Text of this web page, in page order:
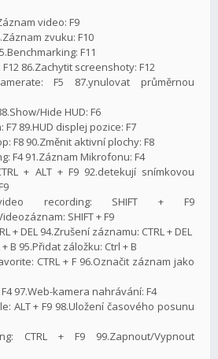
video: F9
zvuku: F10
F11
86.Zachytit screenshoty: F12
F5 87.ynulovat průměrnou
Hide HUD: F6
89.HUD displej pozice: F7
F8 90.Změnit aktivní plochy: F8
F4 91.Záznam Mikrofonu: F4
+ ALT + F9 92.detekují snímkovou
video recording: SHIFT + F9
SHIFT + F9
+ DEL 94.Zrušení záznamu: CTRL + DEL
B 95.Přidat záložku: Ctrl + B
CTRL + F 96.Označit záznam jako
97.Web-kamera nahrávání: F4
ALT + F9 98.Uložení časového posunu
CTRL + F9 99.Zapnout/Vypnout